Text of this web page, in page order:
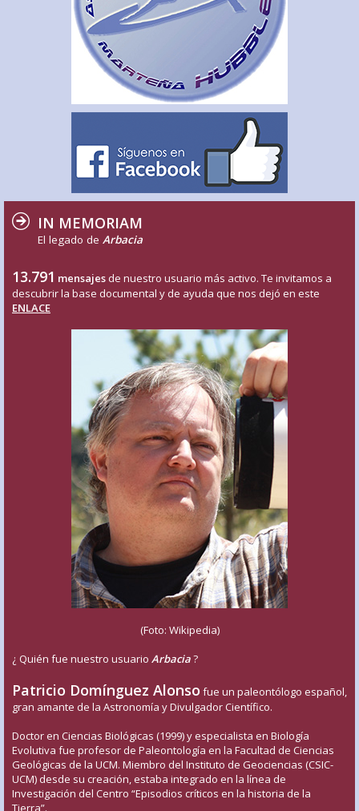
IN MEMORIAM
El legado de Arbacia
13.791 mensajes de nuestro usuario más activo. Te invitamos a
descubrir la base documental y de ayuda que nos dejó en este
ENLACE
(Foto: Wikipedia)
¿ Quién fue nuestro usuario Arbacia?
Patricio Domínguez Alonso fue un paleontólogo español,
gran amante de la Astronomía y Divulgador Científico.
Doctor en Ciencias Biológicas (1999) y especialista en Biología
Evolutiva fue profesor de Paleontología en la Facultad de Ciencias
Geológicas de la UCM. Miembro del Instituto de Geociencias (CSIC-
UCM) desde su creación, estaba integrado en la línea de
Investigación del Centro “Episodios críticos en la historia de la
Tierra”.